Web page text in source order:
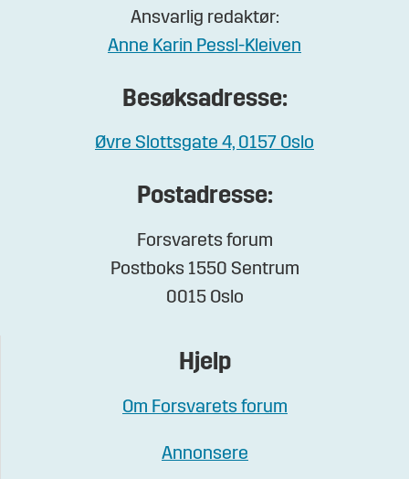
Ansvarlig redaktør:
Anne Karin Pessl-Kleiven
Besøksadresse:
Øvre Slottsgate 4, 0157 Oslo
Postadresse:
Forsvarets forum
Postboks 1550 Sentrum
0015 Oslo
Hjelp
Om Forsvarets forum
Annonsere